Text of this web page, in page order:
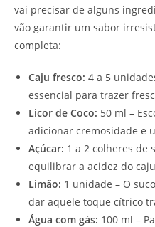
vai precisar de alguns
vão garantir um sabor
completa:
Caju fresco: 4 a 5
essencial para trazer
Licor de Coco: 50 ml –
adicionar cremosidade e
Açúcar: 1 a 2 colheres de
equilibrar a acidez do
Limão: 1 unidade – O
dar aquele toque cítrico
Água com gás: 100 ml –